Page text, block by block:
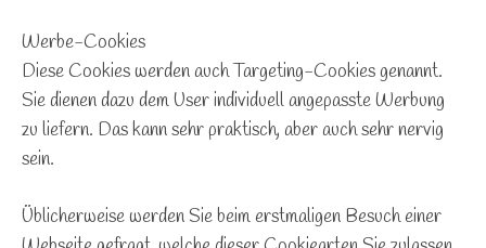
Werbe-Cookies
Diese Cookies werden auch Targeting-Cookies genannt.
Sie dienen dazu dem User individuell angepasste Werbung
zu liefern. Das kann sehr praktisch, aber auch sehr nervig
sein.
Üblicherweise werden Sie beim erstmaligen Besuch einer